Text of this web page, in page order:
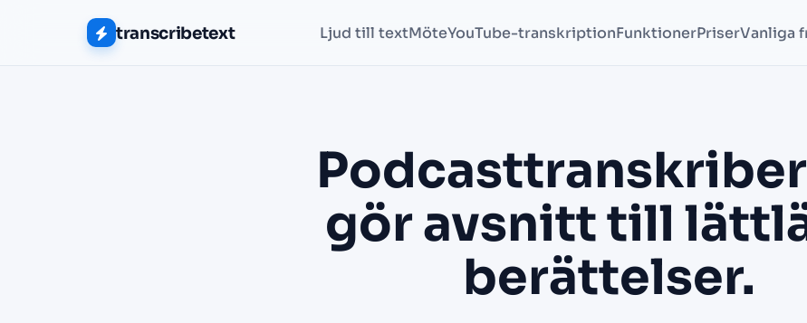
transcribetext Ljud till textMöteYouTube-transkriptionFunktionerPriserVanliga
gör avsnitt till
berättelser.